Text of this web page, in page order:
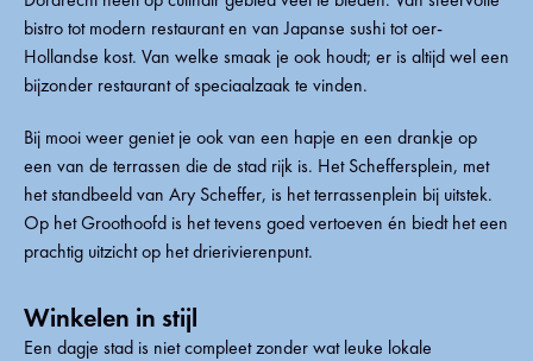
bistro tot modern restaurant en van Japanse sushi tot oer-
Hollandse kost. Van welke smaak je ook houdt; er is altijd wel een
bijzonder restaurant of speciaalzaak te vinden.
Bij mooi weer geniet je ook van een hapje en een drankje op
een van de terrassen die de stad rijk is. Het Scheffersplein, met
het standbeeld van Ary Scheffer, is het terrassenplein bij uitstek.
Op het Groothoofd is het tevens goed vertoeven én biedt het een
prachtig uitzicht op het drierivierenpunt.
Winkelen in stijl
Een dagje stad is niet compleet zonder wat leuke lokale